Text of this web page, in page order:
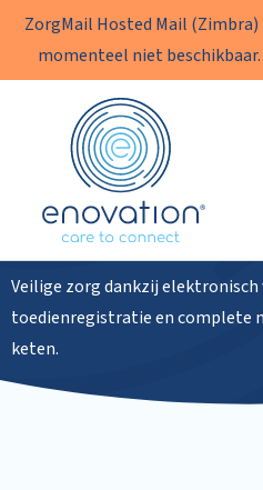
ZorgMail Hosted Mail (Zimbra)
momenteel niet beschikbaar.
Enovation
Veilige zorg dankzij elektronisch
toedienregistratie en complete
keten.